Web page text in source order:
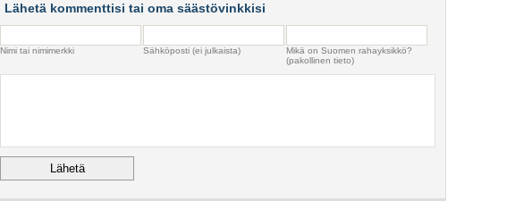
Lähetä kommenttisi tai oma säästövinkkisi
Nimi tai nimimerkki Sähköposti (ei julkaista)
Mikä on Suomen rahayksikkö?
(pakollinen tieto)